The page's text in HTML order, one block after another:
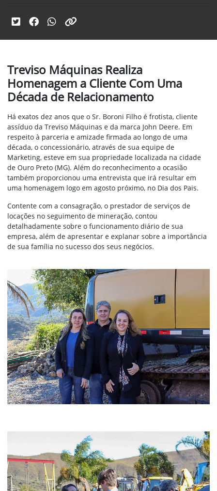
Treviso Máquinas Realiza
Homenagem a Cliente Com Uma
Década de Relacionamento
Há exatos dez anos que o Sr. Boroni Filho é frotista, cliente
assíduo da Treviso Máquinas e da marca John Deere. Em
respeito à parceria e amizade firmada ao longo de uma
década, o concessionário, através de sua equipe de
Marketing, esteve em sua propriedade localizada na cidade
de Ouro Preto (MG). Além do reconhecimento a ocasião
também proporcionou uma entrevista que irá resultar em
uma homenagem logo em agosto próximo, no Dia dos Pais.
Contente com a consagração, o prestador de serviços de
locações no seguimento de mineração, contou
detalhadamente sobre o funcionamento diário de sua
empresa, além de apresentar e explanar sobre a importância
de sua família no sucesso dos seus negócios.